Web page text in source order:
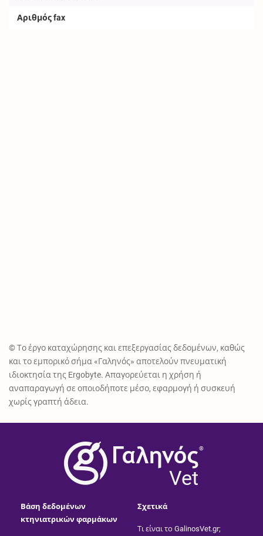
Αριθμός fax
© Το έργο καταχώρησης και επεξεργασίας δεδομένων, καθώς
και το εμπορικό σήμα «Γαληνός» αποτελούν πνευματική
ιδιοκτησία της Ergobyte. Απαγορεύεται η χρήση ή
αναπαραγωγή σε οποιοδήποτε μέσο, εφαρμογή ή συσκευή
χωρίς γραπτή άδεια.
®
Vet
Βάση δεδομένων
κτηνιατρικών φαρμάκων
Σχετικά
Τι είναι το GalinosVet.gr;